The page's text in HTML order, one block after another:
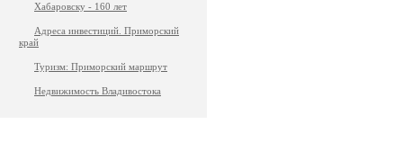
Хабаровску - 160 лет
Адреса инвестиций. Приморский
край
Туризм: Приморский маршрут
Недвижимость Владивостока